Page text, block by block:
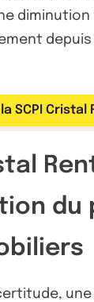
diminution
SCPI Cristal
du